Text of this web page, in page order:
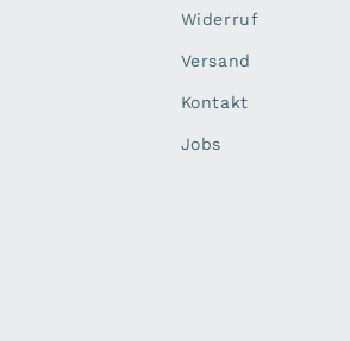
Widerruf
Versand
Kontakt
Jobs